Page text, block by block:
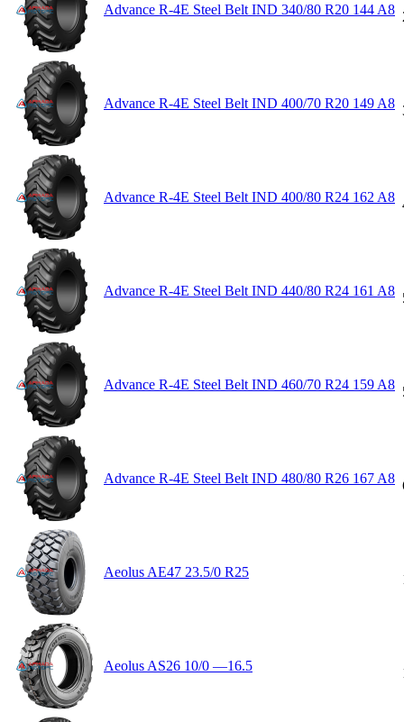
Advance R-4E Steel Belt IND 340/80 R20 144 A8
Advance R-4E Steel Belt IND 400/70 R20 149 A8
Advance R-4E Steel Belt IND 400/80 R24 162 A8
Advance R-4E Steel Belt IND 440/80 R24 161 A8
Advance R-4E Steel Belt IND 460/70 R24 159 A8
Advance R-4E Steel Belt IND 480/80 R26 167 A8
Aeolus AE47 23.5/0 R25
Aeolus AS26 10/0 —16.5